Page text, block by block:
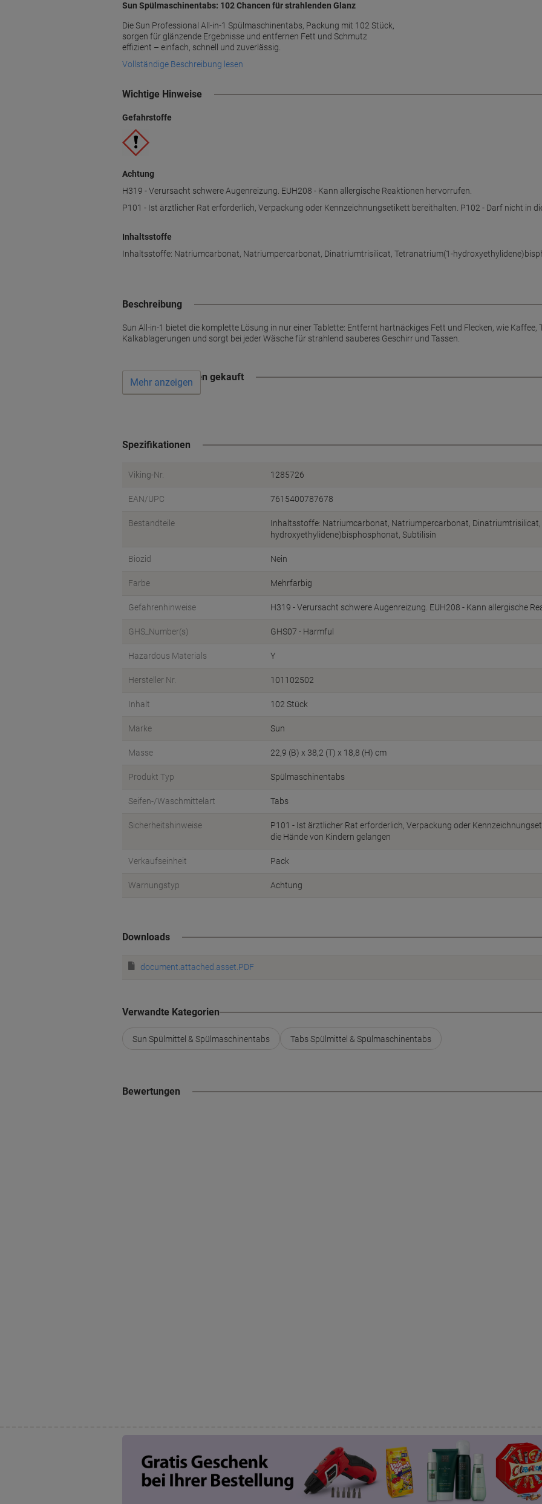
Sun Spülmaschinentabs: 102 Chancen für strahlenden Glanz
Die Sun Professional All-in-1 Spülmaschinentabs, Packung mit 102 Stück,
sorgen für glänzende Ergebnisse und entfernen Fett und Schmutz
effizient – einfach, schnell und zuverlässig.
Vollständige Beschreibung lesen
Wichtige Hinweise
Gefahrstoffe
Achtung
H319 - Verursacht schwere Augenreizung. EUH208 - Kann allergische Reaktionen hervorrufen.
P101 - Ist ärztlicher Rat erforderlich, Verpackung oder Kennzeichnungsetikett bereithalten. P102 - Darf nicht in
Inhaltsstoffe
Inhaltsstoffe: Natriumcarbonat, Natriumpercarbonat, Dinatriumtrisilicat, Tetranatrium(1-
Beschreibung
Sun All-in-1 bietet die komplette Lösung in nur einer Tablette: Entfernt hartnäckiges Fett und Flecken, wie Kaffee,
Kalkablagerungen und sorgt bei jeder Wäsche für strahlend sauberes Geschirr und Tassen.
Wird oft zusammen gekauft
Mehr anzeigen
Spezifikationen
Viking-Nr. 1285726
EAN/UPC 7615400787678
Bestandteile
Inhaltsstoffe: Natriumcarbonat, Natriumpercarbonat,
hydroxyethylidene)bisphosphonat, Subtilisin
Biozid Nein
Farbe Mehrfarbig
Gefahrenhinweise H319 - Verursacht schwere Augenreizung. EUH208 - Kann allergische
GHS_Number(s) GHS07 - Harmful
Hazardous Materials Y
Hersteller Nr. 101102502
Inhalt 102 Stück
Marke Sun
Masse 22,9 (B) x 38,2 (T) x 18,8 (H) cm
Produkt Typ Spülmaschinentabs
Seifen-/Waschmittelart Tabs
Sicherheitshinweise
P101 - Ist ärztlicher Rat erforderlich, Verpackung oder
die Hände von Kindern gelangen
Verkaufseinheit Pack
Warnungstyp Achtung
Downloads
document.attached.asset.PDF
Verwandte Kategorien
Sun Spülmittel & Spülmaschinentabs Tabs Spülmittel & Spülmaschinentabs
Bewertungen